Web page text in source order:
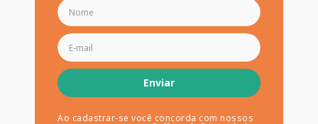
Enviar
Ao cadastrar-se você concorda com nossos